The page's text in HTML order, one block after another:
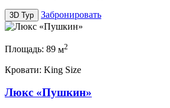
3D Тур Забронировать
Площадь: 89 м2
Кровати: King Size
Люкс «Пушкин»